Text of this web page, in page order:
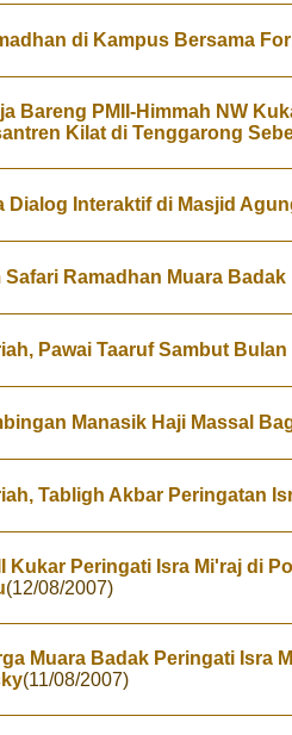
di Kampus Bersama
Bareng PMII-Himmah NW
Kilat di Tenggarong
Dialog Interaktif di Masjid
Safari Ramadhan Muara
Pawai Taaruf Sambut
Manasik Haji Massal
Tabligh Akbar Peringatan
Kukar Peringati Isra Mi'raj di
(12/08/2007)
Muara Badak Peringati Isra
(11/08/2007)